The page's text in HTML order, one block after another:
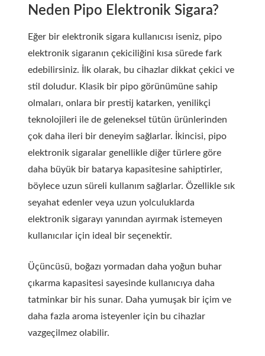
Neden Pipo Elektronik Sigara?
Eğer bir elektronik sigara kullanıcısı iseniz, pipo
elektronik sigaranın çekiciliğini kısa sürede fark
edebilirsiniz. İlk olarak, bu cihazlar dikkat çekici ve
stil doludur. Klasik bir pipo görünümüne sahip
olmaları, onlara bir prestij katarken, yenilikçi
teknolojileri ile de geleneksel tütün ürünlerinden
çok daha ileri bir deneyim sağlarlar. İkincisi, pipo
elektronik sigaralar genellikle diğer türlere göre
daha büyük bir batarya kapasitesine sahiptirler,
böylece uzun süreli kullanım sağlarlar. Özellikle sık
seyahat edenler veya uzun yolculuklarda
elektronik sigarayı yanından ayırmak istemeyen
kullanıcılar için ideal bir seçenektir.
Üçüncüsü, boğazı yormadan daha yoğun buhar
çıkarma kapasitesi sayesinde kullanıcıya daha
tatminkar bir his sunar. Daha yumuşak bir içim ve
daha fazla aroma isteyenler için bu cihazlar
vazgeçilmez olabilir.